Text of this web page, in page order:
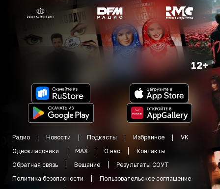
12+
Радио Новости Подкасты Избранное
VK
Одноклассники
MAX О нас
Контакты
Обратная связь
Вещание
Результаты СОУТ
Политика безопасности
Пользовательское соглашение